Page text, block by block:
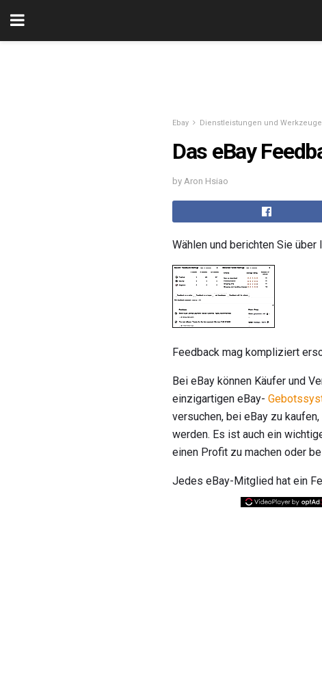
Ebay Dienstleistungen und Werkzeuge
Das eBay
by Aron Hsiao
Wählen und berichten Sie
Feedback mag kompliziert
Bei eBay können Käufer und
einzigartigen eBay-
versuchen, bei eBay zu
werden. Es ist auch ein
einen Profit zu machen oder
Jedes eBay-Mitglied hat ein